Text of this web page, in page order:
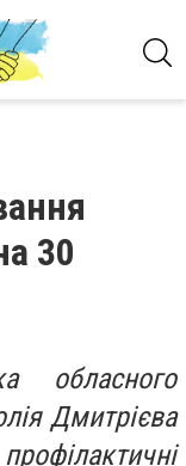
30
обласного
Дмитрієва